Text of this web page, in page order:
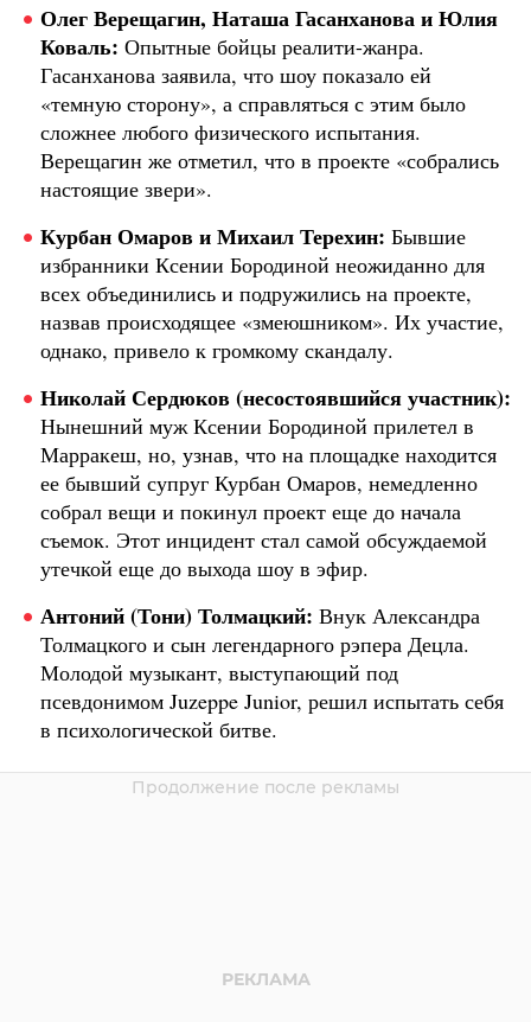
Олег Верещагин, Наташа Гасанханова и Юлия
Коваль: Опытные бойцы реалити-жанра.
Гасанханова заявила, что шоу показало ей
«темную сторону», а справляться с этим было
сложнее любого физического испытания.
Верещагин же отметил, что в проекте «собрались
настоящие звери».
Курбан Омаров и Михаил Терехин: Бывшие
избранники Ксении Бородиной неожиданно для
всех объединились и подружились на проекте,
назвав происходящее «змеюшником». Их участие,
однако, привело к громкому скандалу.
Николай Сердюков (несостоявшийся участник):
Нынешний муж Ксении Бородиной прилетел в
Марракеш, но, узнав, что на площадке находится
ее бывший супруг Курбан Омаров, немедленно
собрал вещи и покинул проект еще до начала
съемок. Этот инцидент стал самой обсуждаемой
утечкой еще до выхода шоу в эфир.
Антоний (Тони) Толмацкий: Внук Александра
Толмацкого и сын легендарного рэпера Децла.
Молодой музыкант, выступающий под
псевдонимом Juzeppe Junior, решил испытать себя
в психологической битве.